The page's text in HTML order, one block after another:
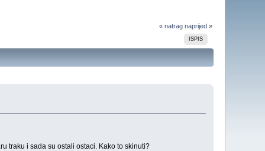
« natrag naprijed »
ISPIS
traku i sada su ostali ostaci. Kako to skinuti?